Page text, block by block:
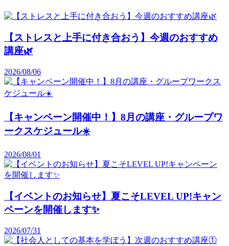
【ストレスと上手に付き合おう】今週のおすすめ
講座🌿
2026/08/06
【キャンペーン開催中！】8月の講座・グループワ
ークスケジュール☀️
2026/08/01
【イベントのお知らせ】夏こそLEVEL UP!キャン
ペーンを開催します✨️
2026/07/31